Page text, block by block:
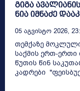
გიგა
ნია იმნაძე
05 Აგვისტო 2026,
თემქაზე
საქმის ერთ-ერთი
წუთის წინ
კადრები